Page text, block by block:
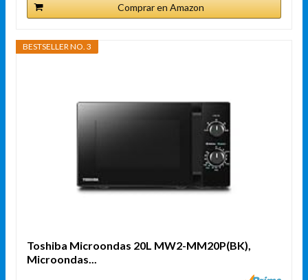
Comprar en Amazon
BESTSELLER NO. 3
Toshiba Microondas 20L MW2-MM20P(BK),
Microondas...